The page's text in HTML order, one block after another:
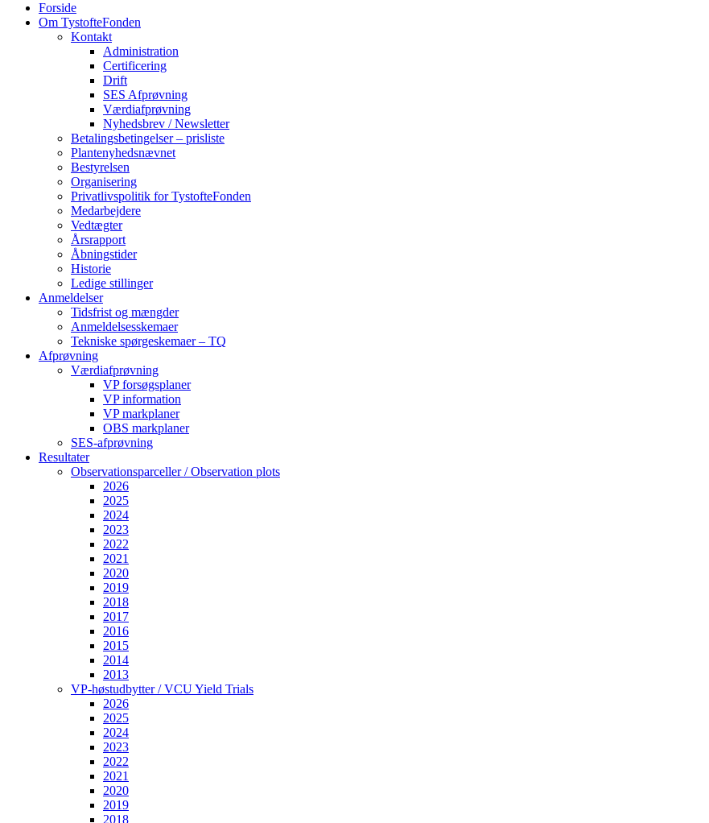
Forside
Om TystofteFonden
Kontakt
Administration
Certificering
Drift
SES Afprøvning
Værdiafprøvning
Nyhedsbrev / Newsletter
Betalingsbetingelser – prisliste
Plantenyhedsnævnet
Bestyrelsen
Organisering
Privatlivspolitik for TystofteFonden
Medarbejdere
Vedtægter
Årsrapport
Åbningstider
Historie
Ledige stillinger
Anmeldelser
Tidsfrist og mængder
Anmeldelsesskemaer
Tekniske spørgeskemaer – TQ
Afprøvning
Værdiafprøvning
VP forsøgsplaner
VP information
VP markplaner
OBS markplaner
SES-afprøvning
Resultater
Observationsparceller / Observation plots
2026
2025
2024
2023
2022
2021
2020
2019
2018
2017
2016
2015
2014
2013
VP-høstudbytter / VCU Yield Trials
2026
2025
2024
2023
2022
2021
2020
2019
2018